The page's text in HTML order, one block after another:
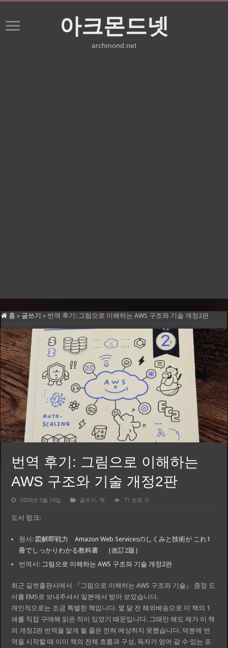
아크몬드넷
archmond.net
홈 » 글쓰기 » 번역 후기: 그림으로 이해하는 AWS 구조와 기술 개정2판
번역 후기: 그림으로 이해하는
AWS 구조와 기술 개정2판
2026년 5월 10일 글쓰기, 책 71 조회 수
도서 링크:
원서: 図解即戦力 Amazon Web Servicesのしくみと技術が これ1
冊でしっかりわかる教科書 ［改訂2版］
번역서: 그림으로 이해하는 AWS 구조와 기술 개정2판
최근 길벗출판사에서 『그림으로 이해하는 AWS 구조와 기술』 증정 도
서를 EMS로 보내주셔서 일본에서 받아 보았습니다.
개인적으로는 조금 특별한 책입니다. 몇 달 전 해외배송으로 이 책의 1
쇄를 직접 구매해 읽은 적이 있었기 때문입니다. 그때만 해도 제가 이 책
의 개정2판 번역을 맡게 될 줄은 전혀 예상하지 못했습니다. 덕분에 번
역을 시작할 때 이미 책의 전체 흐름과 구성, 독자가 얻어 갈 수 있는 포